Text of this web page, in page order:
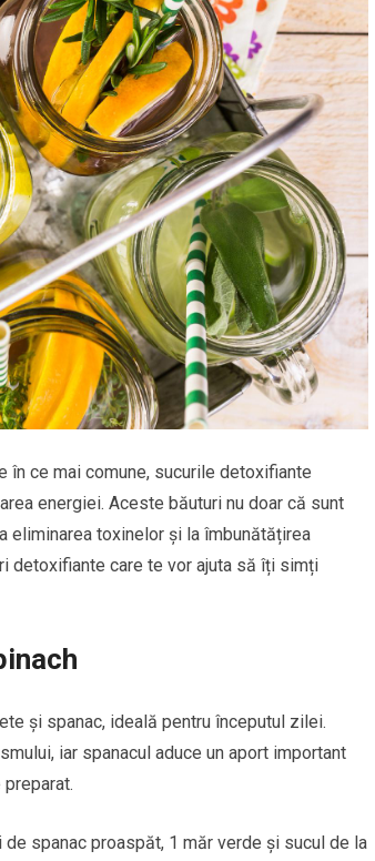
ce mai comune, sucurile detoxifiante
energiei. Aceste băuturi nu doar că sunt
eliminarea toxinelor și la îmbunătățirea
detoxifiante care te vor ajuta să îți simți
și spanac, ideală pentru începutul zilei.
iar spanacul aduce un aport important
spanac proaspăt, 1 măr verde și sucul de la